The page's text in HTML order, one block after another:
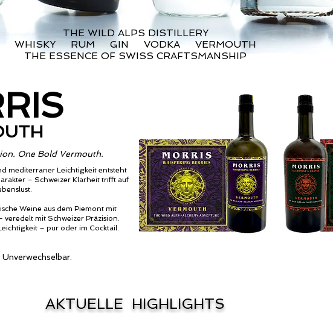
THE WILD ALPS DISTILLERY
WHISKY RUM GIN VODKA VERMOUTH
THE ESSENCE OF SWISS CRAFTSMANSHIP
One Bold Vermouth.
mediterraner Leichtigkeit entsteht
– Schweizer Klarheit trifft auf
Weine aus dem Piemont mit
mit Schweizer Präzision.
– pur oder im Cocktail.
AKTUELLE HIGHLIGHTS